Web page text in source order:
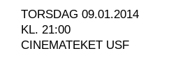
TORSDAG 09.01.2014
KL. 21:00
CINEMATEKET USF